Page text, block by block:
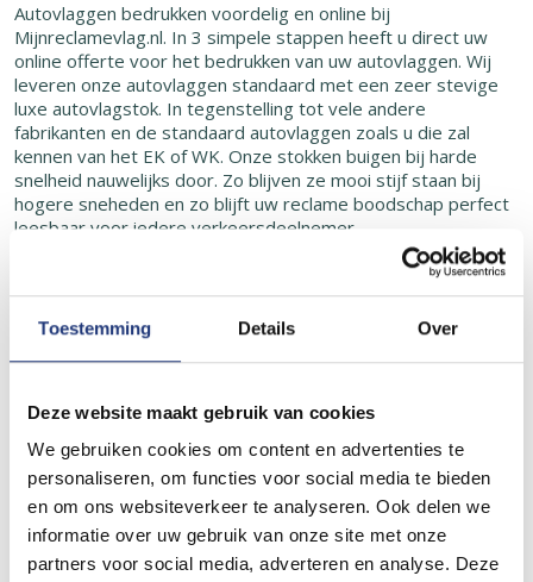
Toestemming Details Over
Deze website maakt gebruik van cookies
We gebruiken cookies om content en advertenties te
personaliseren, om functies voor social media te bieden
en om ons websiteverkeer te analyseren. Ook delen we
informatie over uw gebruik van onze site met onze
partners voor social media, adverteren en analyse. Deze
Autovlaggen bedrukken voordelig en online bij
Mijnreclamevlag.nl. In 3 simpele stappen heeft u direct uw
online offerte voor het bedrukken van uw autovlaggen. Wij
leveren onze autovlaggen standaard met een zeer stevige
luxe autovlagstok. In tegenstelling tot vele andere
fabrikanten en de standaard autovlaggen zoals u die zal
kennen van het EK of WK. Onze stokken buigen bij harde
snelheid nauwelijks door. Zo blijven ze mooi stijf staan bij
hogere sneheden en zo blijft uw reclame boodschap perfect
leesbaar voor iedere verkeersdeelnemer.
Het formaat van de vlag is circa 30x45cm rondom gezoomd
met dubbel stiksel. Deze luxe autovlaggen passen op het
portierraam van vrijwel alle auto’s.
Het gebruik van autovlaggen
geheel bestickerde auto kijkt men allang niet meer op. Echter
uit eigen ervaring weten wij dat bij het gebruik van onze
autovlaggen met reclame erop iedereen kijkt! En dat voor
nog geen honderdste van de prijs van een auto vol stickers.
Zo leveren wij al jaren deze luxe autovlaggen met reclame
aan diverse bedrijven waaronder Heineken en de
Spareribexpress.